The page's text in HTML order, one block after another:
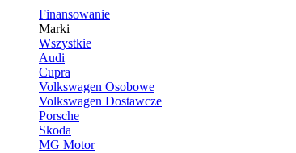
Finansowanie
Marki
Wszystkie
Audi
Cupra
Volkswagen Osobowe
Volkswagen Dostawcze
Porsche
Skoda
MG Motor